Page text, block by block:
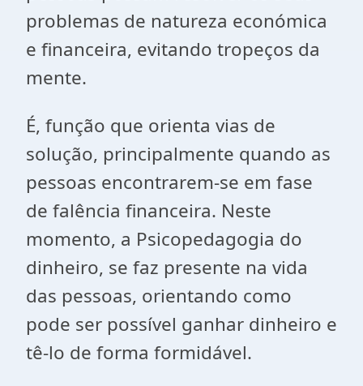
problemas de natureza económica
e financeira, evitando tropeços da
mente.
É, função que orienta vias de
solução, principalmente quando as
pessoas encontrarem-se em fase
de falência financeira. Neste
momento, a Psicopedagogia do
dinheiro, se faz presente na vida
das pessoas, orientando como
pode ser possível ganhar dinheiro e
tê-lo de forma formidável.